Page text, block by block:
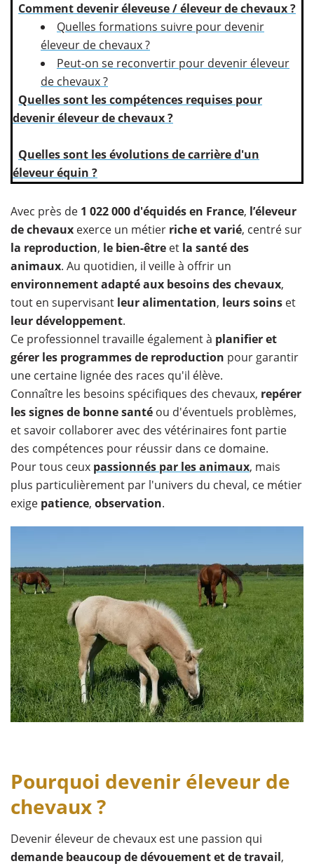
Comment devenir éleveuse / éleveur de chevaux ?
Quelles formations suivre pour devenir
éleveur de chevaux ?
Peut-on se reconvertir pour devenir éleveur
de chevaux ?
Quelles sont les compétences requises pour
devenir éleveur de chevaux ?
Quelles sont les évolutions de carrière d'un
éleveur équin ?
Avec près de 1 022 000 d'équidés en France, l’éleveur
de chevaux exerce un métier riche et varié, centré sur
la reproduction, le bien-être et la santé des
animaux. Au quotidien, il veille à offrir un
environnement adapté aux besoins des chevaux,
tout en supervisant leur alimentation, leurs soins et
leur développement.
Ce professionnel travaille également à planifier et
gérer les programmes de reproduction pour garantir
une certaine lignée des races qu'il élève.
Connaître les besoins spécifiques des chevaux, repérer
les signes de bonne santé ou d'éventuels problèmes,
et savoir collaborer avec des vétérinaires font partie
des compétences pour réussir dans ce domaine.
Pour tous ceux passionnés par les animaux, mais
plus particulièrement par l'univers du cheval, ce métier
exige patience, observation.
Pourquoi devenir éleveur de
chevaux ?
Devenir éleveur de chevaux est une passion qui
demande beaucoup de dévouement et de travail,